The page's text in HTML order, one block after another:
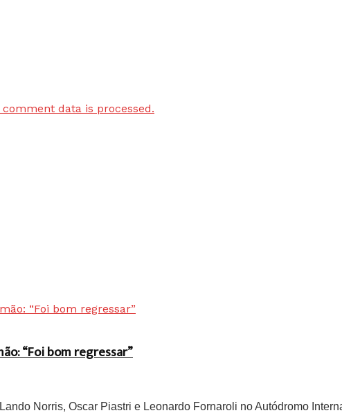
data is processed.
“Foi bom regressar”
Norris, Oscar Piastri e Leonardo Fornaroli no Autódromo